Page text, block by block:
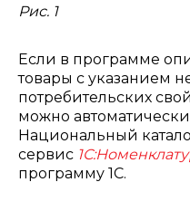
Рис. 1
Если в программе
товары с указанием
потребительских
можно
Национальный
сервис
программу 1С.